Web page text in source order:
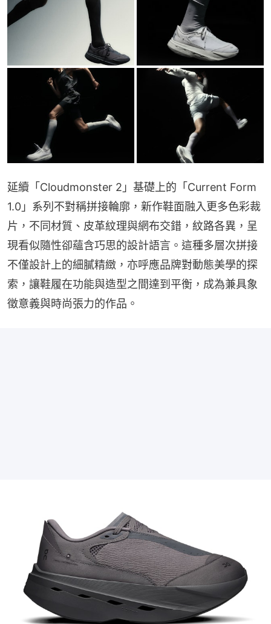
延續「Cloudmonster 2」基礎上的「Current Form
1.0」系列不對稱拼接輪廓，新作鞋面融入更多色彩裁
片，不同材質、皮革紋理與網布交錯，紋路各異，呈
現看似隨性卻蘊含巧思的設計語言。這種多層次拼接
不僅設計上的細膩精緻，亦呼應品牌對動態美學的探
索，讓鞋履在功能與造型之間達到平衡，成為兼具象
徵意義與時尚張力的作品。